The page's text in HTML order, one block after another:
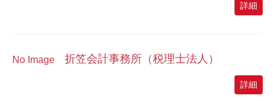
詳細
No Image 折笠会計事務所（税理士法人）
詳細